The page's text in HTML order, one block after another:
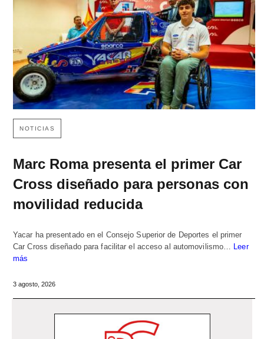
NOTICIAS
Marc Roma presenta el primer Car
Cross diseñado para personas con
movilidad reducida
Yacar ha presentado en el Consejo Superior de Deportes el primer
Car Cross diseñado para facilitar el acceso al automovilismo… Leer
más
3 agosto, 2026